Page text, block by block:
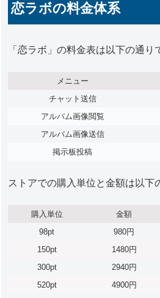
恋ラボの料金体系
「恋ラボ」の料金表は以下の通り
メニュー
チャット送信
アルバム画像閲覧
アルバム画像送信
掲示板投稿
ストアでの購入単位と金額は以下
購入単位 金額
98pt
980円
150pt
1480円
300pt
2940円
520pt
4900円